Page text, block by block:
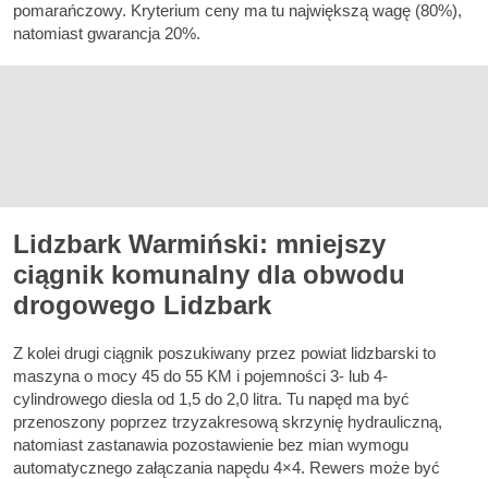
pomarańczowy. Kryterium ceny ma tu największą wagę (80%),
natomiast gwarancja 20%.
Lidzbark Warmiński: mniejszy
ciągnik komunalny dla obwodu
drogowego Lidzbark
Z kolei drugi ciągnik poszukiwany przez powiat lidzbarski to
maszyna o mocy 45 do 55 KM i pojemności 3- lub 4-
cylindrowego diesla od 1,5 do 2,0 litra. Tu napęd ma być
przenoszony poprzez trzyzakresową skrzynię hydrauliczną,
natomiast zastanawia pozostawienie bez mian wymogu
automatycznego załączania napędu 4×4. Rewers może być